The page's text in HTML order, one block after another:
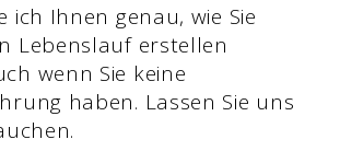
ich Ihnen genau, wie Sie
Lebenslauf erstellen
wenn Sie keine
haben. Lassen Sie uns